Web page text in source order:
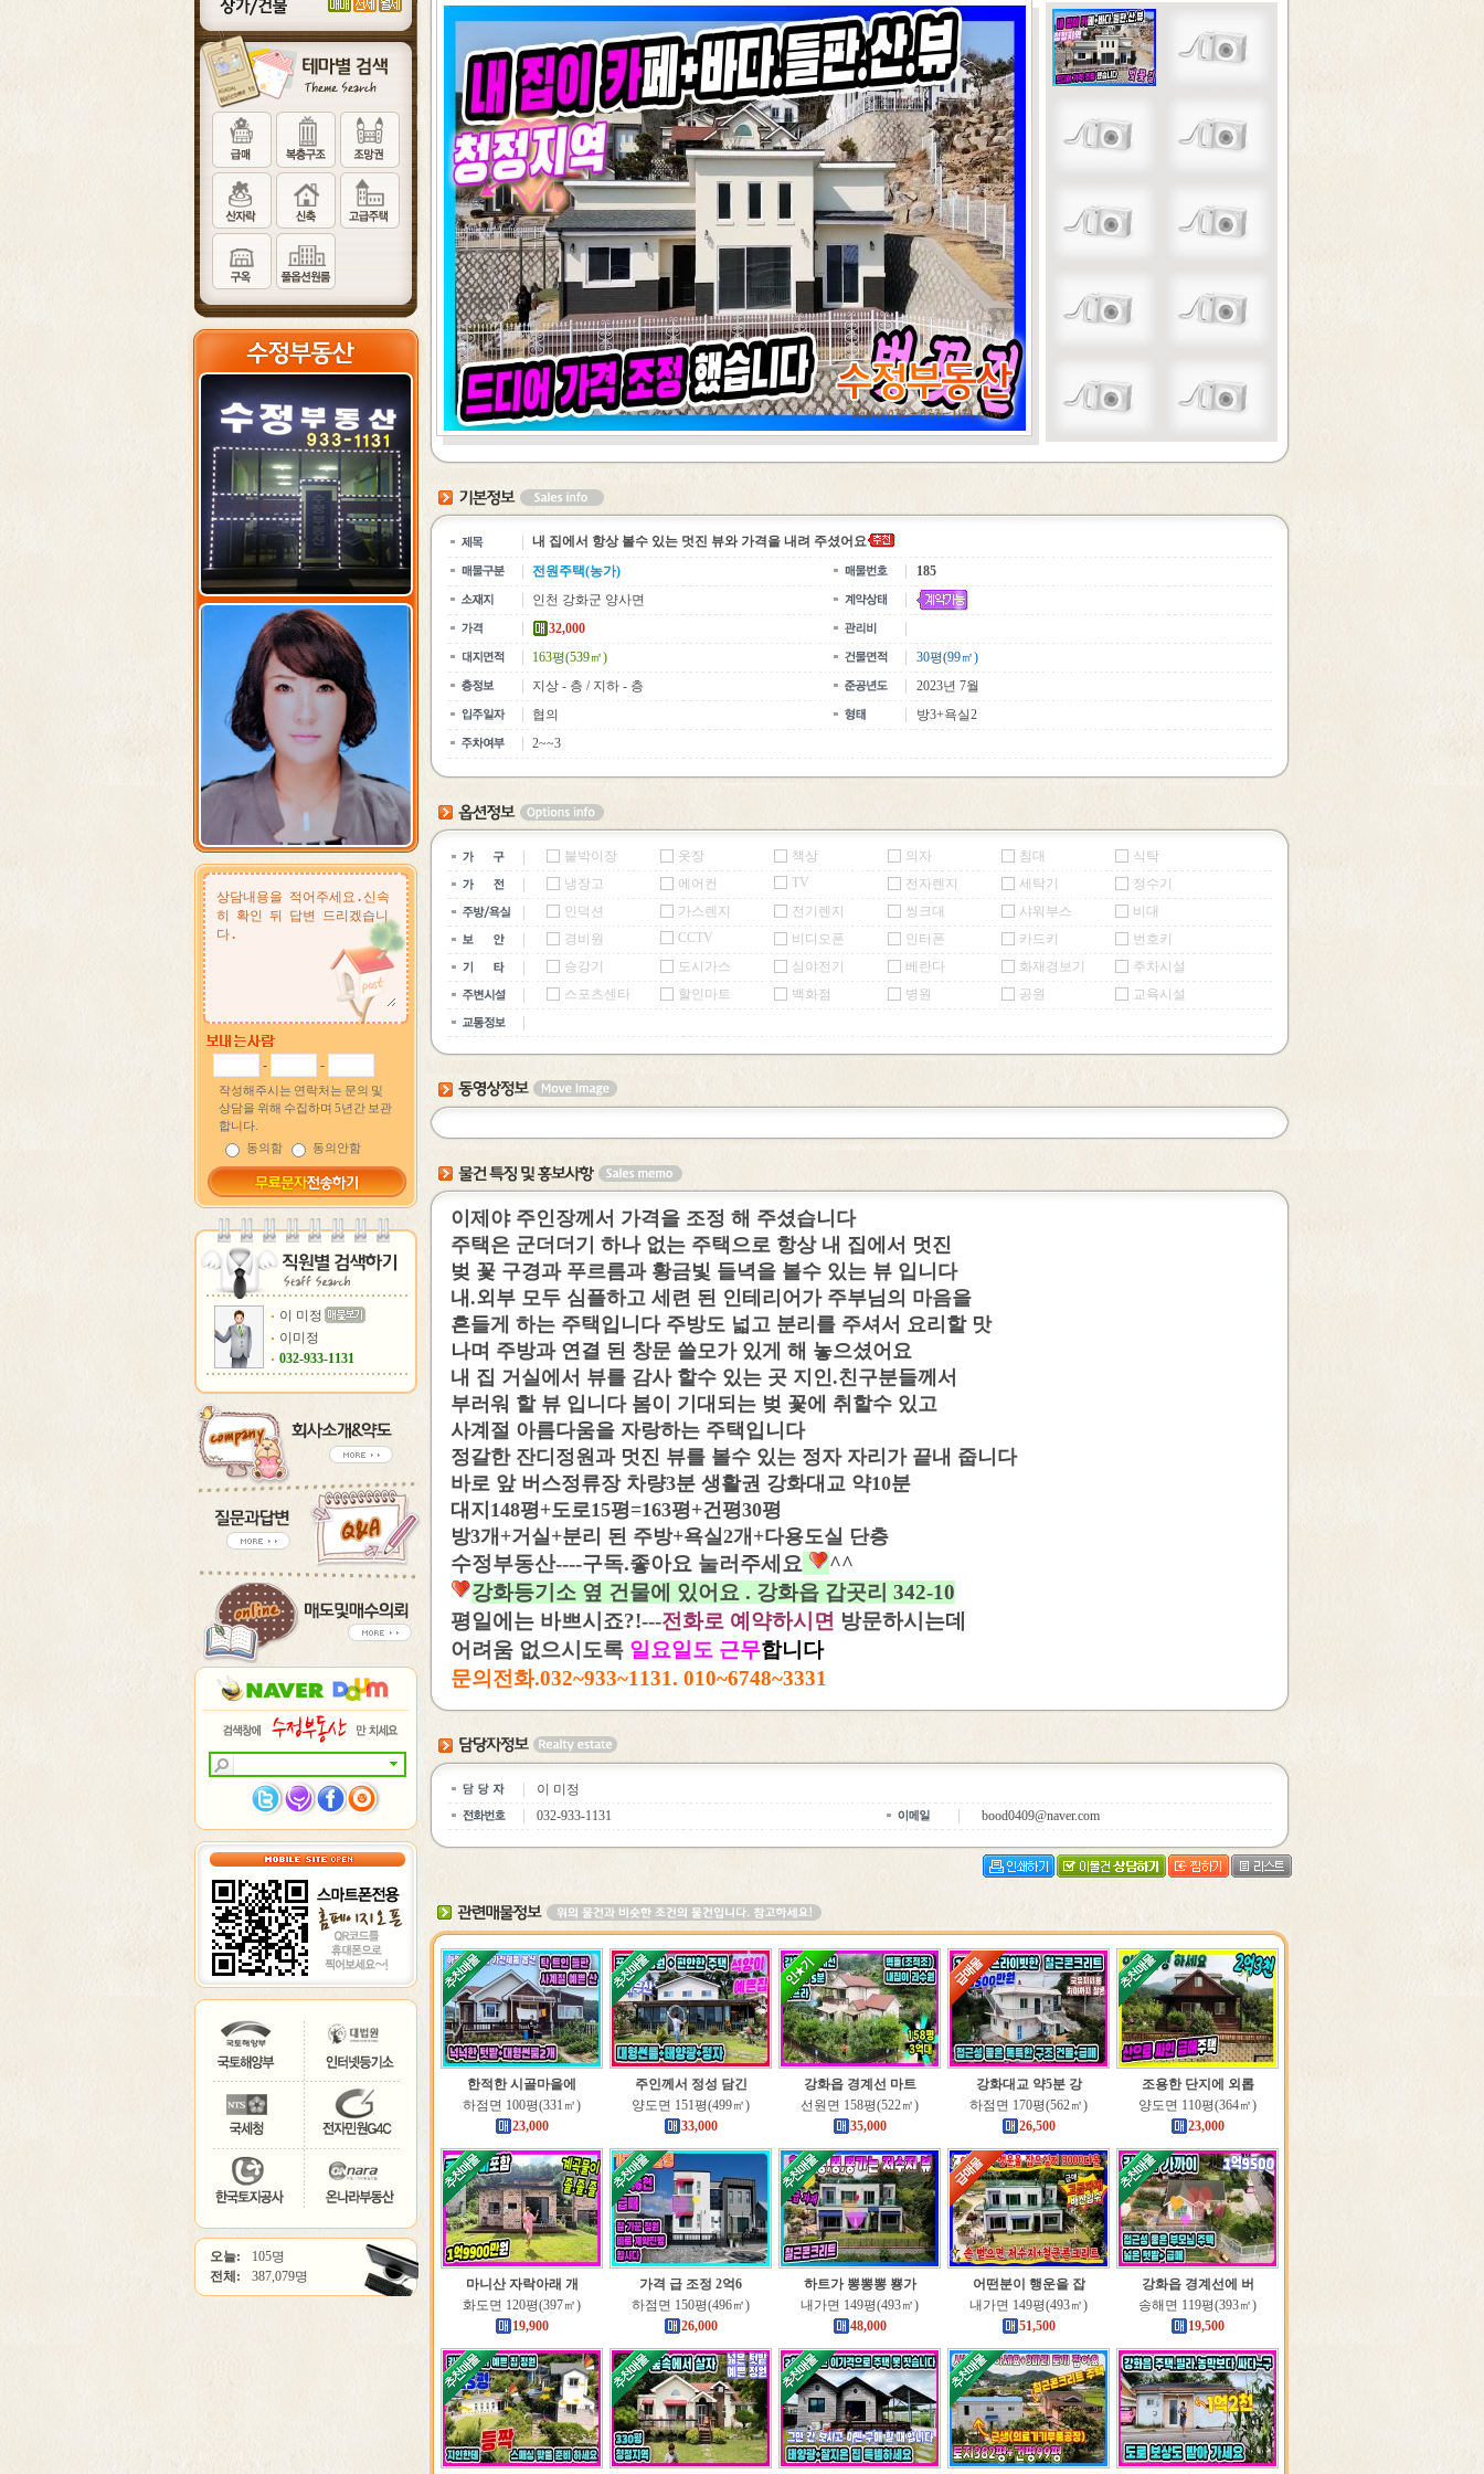
- -
작성해주시는 연락처는 문의 및
상담을 위해 수집하며 5년간 보관
합니다.
동의함
동의안함
이 미정
이미정
032-933-1131
오늘:
105명
전체:
387,079명
내 집에서 항상 볼수 있는 멋진 뷰와 가격을 내려 주셨어요
전원주택(농가)
185
인천 강화군 양사면
32,000
163평(539㎡)
30평(99㎡)
지상 - 층 / 지하 - 층
2023년 7월
협의
방3+욕실2
2~~3
붙박이장 옷장 책상 의자 침대
식탁
냉장고
에어컨 TV 전자렌지 세탁기
정수기
인덕션
가스렌지 전기렌지 씽크대 샤워부스
비대
경비원
CCTV 비디오폰 인터폰 카드키
번호키
승강기
도시가스 심야전기 베란다 화재경보기
주차시설
스포츠센타
할인마트 백화점 병원 공원 교육시설
이제야 주인장께서 가격을 조정 해 주셨습니다
주택은 군더더기 하나 없는 주택으로 항상 내 집에서 멋진
벚 꽃 구경과 푸르름과 황금빛 들녁을 볼수 있는 뷰 입니다
내.외부 모두 심플하고 세련 된 인테리어가 주부님의 마음을
흔들게 하는 주택입니다 주방도 넓고 분리를 주셔서 요리할 맛
나며 주방과 연결 된 창문 쓸모가 있게 해 놓으셨어요
내 집 거실에서 뷰를 감사 할수 있는 곳 지인.친구분들께서
부러워 할 뷰 입니다 봄이 기대되는 벚 꽃에 취할수 있고
사계절 아름다움을 자랑하는 주택입니다
정갈한 잔디정원과 멋진 뷰를 볼수 있는 정자 자리가 끝내 줍니다
바로 앞 버스정류장 차량3분 생활권 강화대교 약10분
대지148평+도로15평=163평+건평30평
방3개+거실+분리 된 주방+욕실2개+다용도실 단층
수정부동산----구독.좋아요 눌러주세요
^^
강화등기소 옆 건물에 있어요 . 강화읍 갑곳리 342-10
평일에는 바쁘시죠?!---전화로 예약하시면 방문하시는데
어려움 없으시도록 일요일도 근무합니다
문의전화.032~933~1131. 010~6748~3331
이 미정
032-933-1131
bood0409@naver.com
한적한 시골마을에
하점면 100평(331㎡)
23,000
주인께서 정성 담긴
양도면 151평(499㎡)
33,000
강화읍 경계선 마트
선원면 158평(522㎡)
35,000
강화대교 약5분 강
하점면 170평(562㎡)
26,500
조용한 단지에 외롭
양도면 110평(364㎡)
23,000
마니산 자락아래 개
화도면 120평(397㎡)
19,900
가격 급 조정 2억6
하점면 150평(496㎡)
26,000
하트가 뽕뽕뽕 뿅가
내가면 149평(493㎡)
48,000
어떤분이 행운을 잡
내가면 149평(493㎡)
51,500
강화읍 경계선에 버
송해면 119평(393㎡)
19,500